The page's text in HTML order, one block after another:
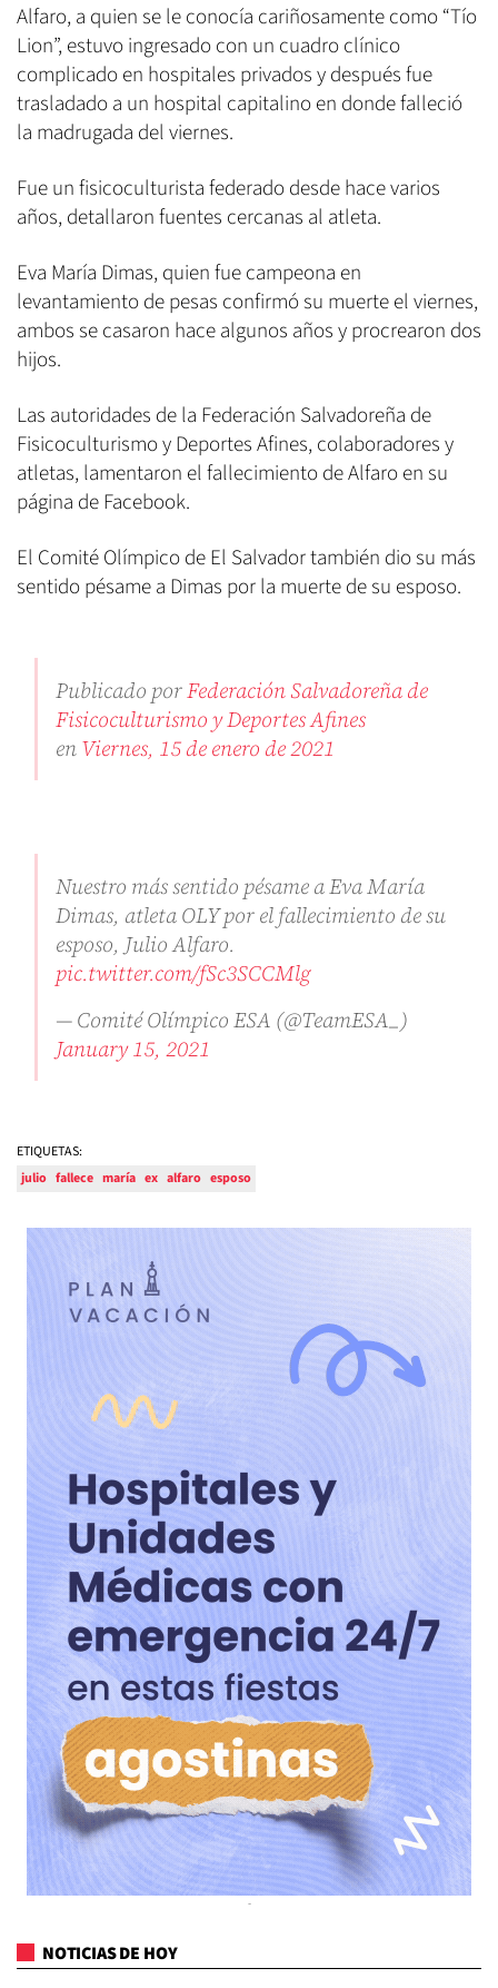
Alfaro, a quien se le conocía cariñosamente como “Tío
Lion”, estuvo ingresado con un cuadro clínico
complicado en hospitales privados y después fue
trasladado a un hospital capitalino en donde falleció
la madrugada del viernes.
Fue un fisicoculturista federado desde hace varios
años, detallaron fuentes cercanas al atleta.
Eva María Dimas, quien fue campeona en
levantamiento de pesas confirmó su muerte el viernes,
ambos se casaron hace algunos años y procrearon dos
hijos.
Las autoridades de la Federación Salvadoreña de
Fisicoculturismo y Deportes Afines, colaboradores y
atletas, lamentaron el fallecimiento de Alfaro en su
página de Facebook.
El Comité Olímpico de El Salvador también dio su más
sentido pésame a Dimas por la muerte de su esposo.
Publicado porFederación Salvadoreña de
Fisicoculturismo y Deportes Afines
enViernes, 15 de enero de 2021
Nuestro más sentido pésame a Eva María
Dimas, atleta OLY por el fallecimiento de su
esposo, Julio Alfaro.
pic.twitter.com/fSc3SCCMlg
— Comité Olímpico ESA (@TeamESA_)
January 15, 2021
ETIQUETAS:
julio fallece maría ex alfaro esposo
NOTICIAS DE HOY